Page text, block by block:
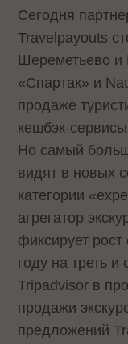
Сегодня
Travelpayouts
Шереметьево и
«Спартак» и
продаже
кешбэк-
Но самый
видят в новых
категории
агрегатор
фиксирует
году на треть
Tripadvisor в
продажи
предложений